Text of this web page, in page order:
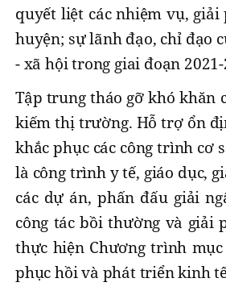
quyết liệt các nhiệm vụ,
huyện; sự lãnh đạo, chỉ đạo
- xã hội trong giai đoạn
Tập trung tháo gỡ khó khăn
kiếm thị trường. Hỗ trợ ổn
khắc phục các công trình cơ
là công trình y tế, giáo dục,
các dự án, phấn đấu giải
công tác bồi thường và giải
thực hiện Chương trình
phục hồi và phát triển kinh